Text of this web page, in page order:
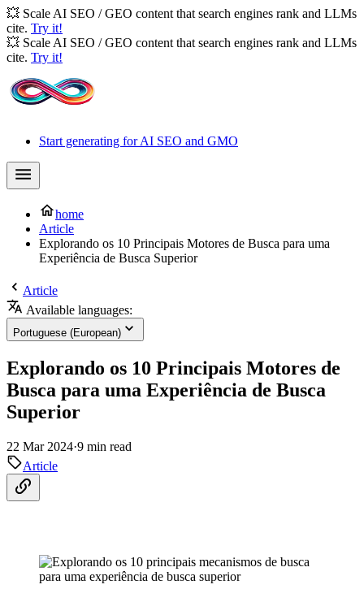
💥 Scale AI SEO / GEO content that search engines rank and LLMs
cite. Try it!
💥 Scale AI SEO / GEO content that search engines rank and LLMs
cite. Try it!
Start generating for AI SEO and GMO
home
Article
Explorando os 10 Principais Motores de Busca para uma
Experiência de Busca Superior
Article
Available languages:
Portuguese (European)
Explorando os 10 Principais Motores de
Busca para uma Experiência de Busca
Superior
22 Mar 2024·9 min read
Article